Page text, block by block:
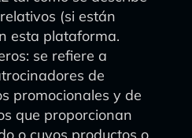
(si están
esta plataforma.
se refiere a
de
promocionales y de
que proporcionan